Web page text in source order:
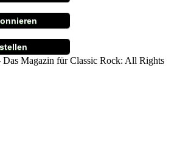
Magazin für Classic Rock: All Rights